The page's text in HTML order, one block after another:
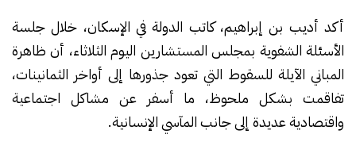
أكد أديب بن إبراهيم، كاتب الدولة في الإسكان، خلال جلسة
الأسئلة الشفوية بمجلس المستشارين اليوم الثلاثاء، أن ظاهرة
المباني الآيلة للسقوط التي تعود جذورها إلى أواخر الثمانينات،
تفاقمت بشكل ملحوظ، ما أسفر عن مشاكل اجتماعية
واقتصادية عديدة إلى جانب المآسي الإنسانية.